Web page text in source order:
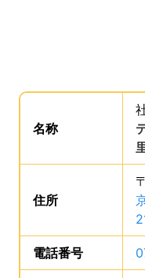
事業所の基礎データ
名称は、
住所
電話番号